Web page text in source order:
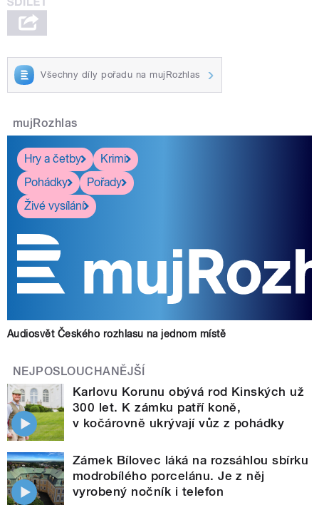
Všechny díly pořadu na mujRozhlas
mujRozhlas
Hry a četby
Krimi
Pohádky
Pořady
Živé vysílání
Audiosvět Českého rozhlasu na jednom místě
NEJPOSLOUCHANĚJŠÍ
Karlovu Korunu obývá rod Kinských už
300 let. K zámku patří koně,
v kočárovně ukrývají vůz z pohádky
Zámek Bílovec láká na rozsáhlou sbírku
modrobílého porcelánu. Je z něj
vyrobený nočník i telefon